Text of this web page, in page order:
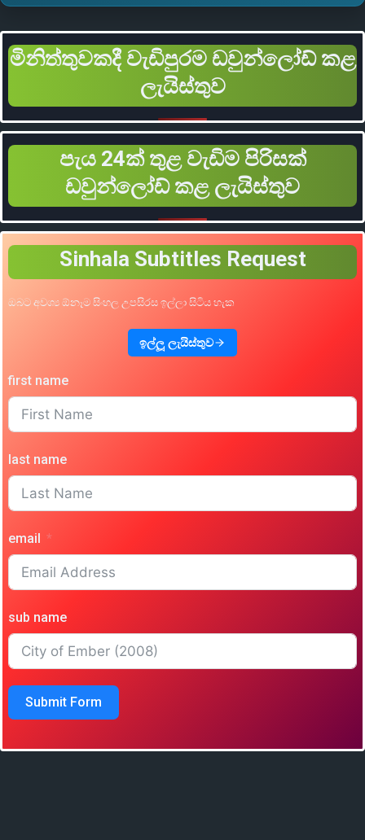
මිනිත්තුවකදී වැඩිපුරම ඩවුන්ලෝඩ් කළ
ලැයිස්තුව
පැය 24ක් තුළ වැඩිම පිරිසක්
ඩවුන්ලෝඩ් කළ ලැයිස්තුව
Sinhala Subtitles Request
ඔබට අවශ්‍ය ඕනෑම සිංහල උපසිරස ඉල්ලා සිටිය හැක
ඉල්ලූ ලැයිස්තුව
first name
last name
email
sub name
Submit Form